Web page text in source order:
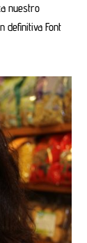
nuestro
definitiva Font